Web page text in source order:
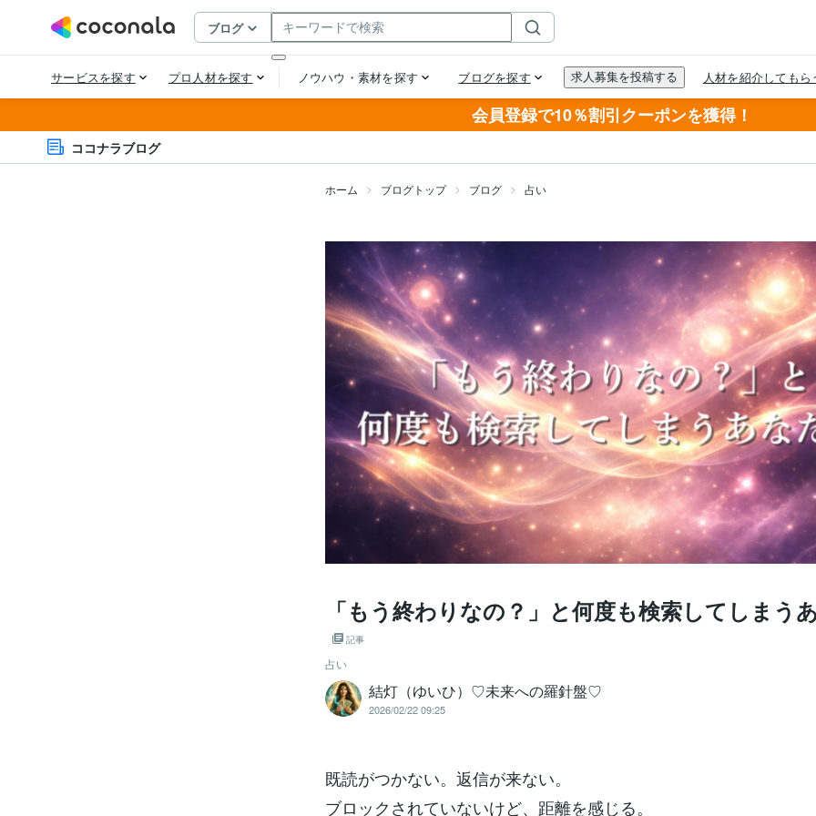
会員登録で10％割引クーポンを獲得！
ココナラブログ
ホーム ブログトップ ブログ 占い
「もう終わりなの？」と何度も検索してしまう
記事
占い
結灯（ゆいひ）♡未来への羅針盤♡
2026/02/22 09:25
既読がつかない。返信が来ない。
ブロックされていないけど、距離を感じる。